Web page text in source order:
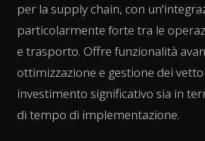
per la supply chain, con
particolarmente forte tra le
e trasporto. Offre funzionalità
ottimizzazione e gestione dei
investimento significativo sia in
di tempo di implementazione.